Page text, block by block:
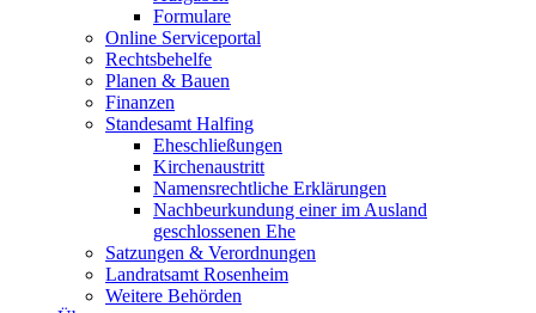
Formulare
Online Serviceportal
Rechtsbehelfe
Planen & Bauen
Finanzen
Standesamt Halfing
Eheschließungen
Kirchenaustritt
Namensrechtliche Erklärungen
Nachbeurkundung einer im Ausland
geschlossenen Ehe
Satzungen & Verordnungen
Landratsamt Rosenheim
Weitere Behörden